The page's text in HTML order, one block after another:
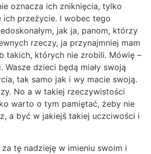
oznacza ich zniknięcia, tylko
ich przeżycie. I wobec tego
jak ja, panom, którzy
rzeczy, ja przynajmniej mam
takich, których nie zrobili. Mówię –
Wasze dzieci będą miały swoją
tak samo jak i wy macie swoją.
No a w takiej rzeczywistości
warto o tym pamiętać, żeby nie
a być w jakiejś takiej uczciwości i
tę nadzieję w imieniu swoim i